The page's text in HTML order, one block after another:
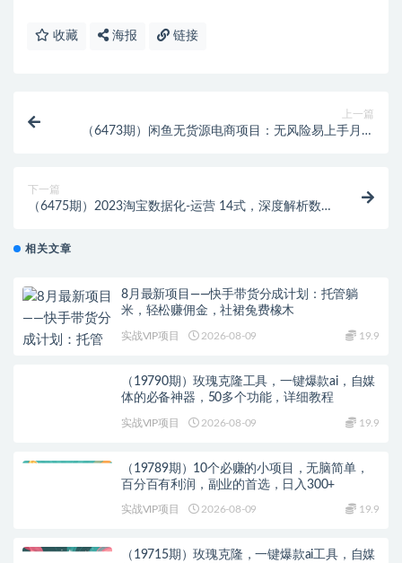
收藏 海报 链接
上一篇
（6473期）闲鱼无货源电商项目：无风险易上手月赚
下一篇
（6475期）2023淘宝数据化-运营 14式，深度解析数
相关文章
8月最新项目——快手带货分成计划：托管躺
米，轻松赚佣金，社裙兔费橡木
实战VIP项目 2026-08-09 19.9
（19790期）玫瑰克隆工具，一键爆款ai，自媒
体的必备神器，50多个功能，详细教程
实战VIP项目 2026-08-09 19.9
（19789期）10个必赚的小项目，无脑简单，
百分百有利润，副业的首选，日入300+
实战VIP项目 2026-08-09 19.9
（19715期）玫瑰克隆，一键爆款ai工具，自媒